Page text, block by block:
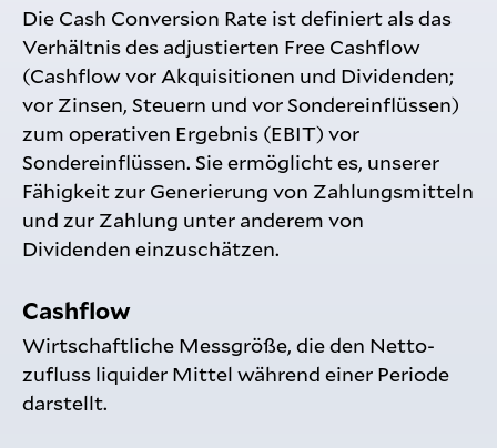
Die Cash Conversion Rate ist definiert als das
Verhältnis des adjustierten Free Cashflow
(Cashflow vor Akquisitionen und Dividenden;
vor Zinsen, Steuern und vor Sondereinflüssen)
zum operativen Ergebnis (EBIT) vor
Sondereinflüssen. Sie ermöglicht es, unserer
Fähigkeit zur Generierung von Zahlungsmitteln
und zur Zahlung unter anderem von
Dividenden einzuschätzen.
Cashflow
Wirtschaftliche Messgröße, die den Netto­
zufluss liquider Mittel während einer Periode
darstellt.